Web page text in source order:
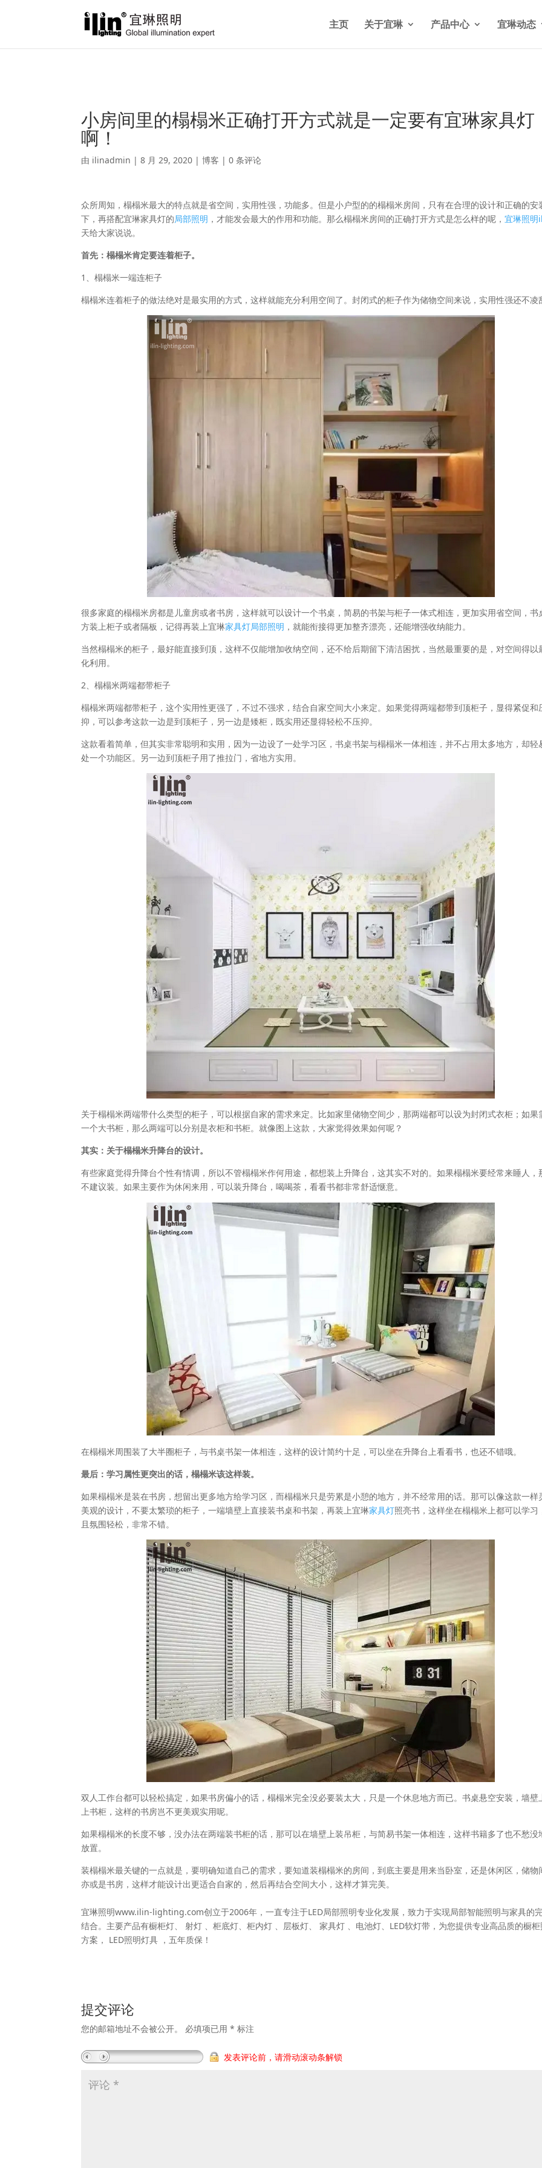
: A non-numeric value encountered in /var/www/html/ilin/wp-content/themes/Divi/functions.phpon line5841
主页 关于宜琳 产品中心 宜琳动态
小房间里的榻榻米正确打开方式就是一定要有宜琳家具灯
啊！
由 ilinadmin |8 月 29, 2020 |博客 |0 条评论
众所周知，榻榻米最大的特点就是省空间，实用性强，功能多。但是小户型的的榻榻米房间，只有在合理的设计和正确的安
下，再搭配宜琳家具灯的局部照明 ，才能发会最大的作用和功能。那么榻榻米房间的正确打开方式是怎么样的呢，宜琳照
天给大家说说。
首先：榻榻米肯定要连着柜子。
1、榻榻米一端连柜子
榻榻米连着柜子的做法绝对是最实用的方式，这样就能充分利用空间了。封闭式的柜子作为储物空间来说，实用性强还不凌
很多家庭的榻榻米房都是儿童房或者书房，这样就可以设计一个书桌，简易的书架与柜子一体式相连，更加实用省空间，书
方装上柜子或者隔板，记得再装上宜琳家具灯局部照明 ，就能衔接得更加整齐漂亮，还能增强收纳能力。
当然榻榻米的柜子，最好能直接到顶，这样不仅能增加收纳空间，还不给后期留下清洁困扰，当然最重要的是，对空间得以
化利用。
2、榻榻米两端都带柜子
榻榻米两端都带柜子，这个实用性更强了，不过不强求，结合自家空间大小来定。如果觉得两端都带到顶柜子，显得紧促和
抑，可以参考这款一边是到顶柜子，另一边是矮柜，既实用还显得轻松不压抑。
这款看着简单，但其实非常聪明和实用，因为一边设了一处学习区，书桌书架与榻榻米一体相连，并不占用太多地方，却轻
处一个功能区。另一边到顶柜子用了推拉门，省地方实用。
关于榻榻米两端带什么类型的柜子，可以根据自家的需求来定。比如家里储物空间少，那两端都可以设为封闭式衣柜；如果
一个大书柜，那么两端可以分别是衣柜和书柜。就像图上这款，大家觉得效果如何呢？
其实：关于榻榻米升降台的设计。
有些家庭觉得升降台个性有情调，所以不管榻榻米作何用途，都想装上升降台，这其实不对的。如果榻榻米要经常来睡人，
不建议装。如果主要作为休闲来用，可以装升降台，喝喝茶，看看书都非常舒适惬意。
在榻榻米周围装了大半圈柜子，与书桌书架一体相连，这样的设计简约十足，可以坐在升降台上看看书，也还不错哦。
最后：学习属性更突出的话，榻榻米该这样装。
如果榻榻米是装在书房，想留出更多地方给学习区，而榻榻米只是劳累是小憩的地方，并不经常用的话。那可以像这款一样
美观的设计，不要太繁琐的柜子，一端墙壁上直接装书桌和书架，再装上宜琳家具灯照亮书，这样坐在榻榻米上都可以学习
且氛围轻松，非常不错。
双人工作台都可以轻松搞定，如果书房偏小的话，榻榻米完全没必要装太大，只是一个休息地方而已。书桌悬空安装，墙壁
上书柜，这样的书房岂不更美观实用呢。
如果榻榻米的长度不够，没办法在两端装书柜的话，那可以在墙壁上装吊柜，与简易书架一体相连，这样书籍多了也不愁没
放置。
装榻榻米最关键的一点就是，要明确知道自己的需求，要知道装榻榻米的房间，到底主要是用来当卧室，还是休闲区，储物
亦或是书房，这样才能设计出更适合自家的，然后再结合空间大小，这样才算完美。
宜琳照明www.ilin-lighting.com创立于2006年，一直专注于LED局部照明专业化发展，致力于实现局部智能照明与家具的
结合。主要产品有橱柜灯、 射灯 、柜底灯、柜内灯 、层板灯、 家具灯 、电池灯、LED软灯带，为您提供专业高品质的橱柜
方案， LED照明灯具 ，五年质保！
提交评论
您的邮箱地址不会被公开。 必填项已用* 标注
发表评论前，请滑动滚动条解锁